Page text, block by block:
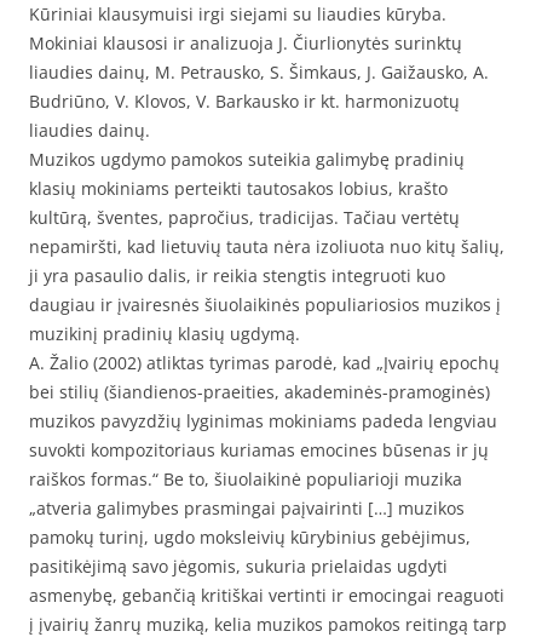
Kūriniai klausymuisi irgi siejami su liaudies kūryba.
Mokiniai klausosi ir analizuoja J. Čiurlionytės surinktų
liaudies dainų, M. Petrausko, S. Šimkaus, J. Gaižausko, A.
Budriūno, V. Klovos, V. Barkausko ir kt. harmonizuotų
liaudies dainų.
Muzikos ugdymo pamokos suteikia galimybę pradinių
klasių mokiniams perteikti tautosakos lobius, krašto
kultūrą, šventes, papročius, tradicijas. Tačiau vertėtų
nepamiršti, kad lietuvių tauta nėra izoliuota nuo kitų šalių,
ji yra pasaulio dalis, ir reikia stengtis integruoti kuo
daugiau ir įvairesnės šiuolaikinės populiariosios muzikos į
muzikinį pradinių klasių ugdymą.
A. Žalio (2002) atliktas tyrimas parodė, kad „Įvairių epochų
bei stilių (šiandienos-praeities, akademinės-pramoginės)
muzikos pavyzdžių lyginimas mokiniams padeda lengviau
suvokti kompozitoriaus kuriamas emocines būsenas ir jų
raiškos formas.“ Be to, šiuolaikinė populiarioji muzika
„atveria galimybes prasmingai paįvairinti […] muzikos
pamokų turinį, ugdo moksleivių kūrybinius gebėjimus,
pasitikėjimą savo jėgomis, sukuria prielaidas ugdyti
asmenybę, gebančią kritiškai vertinti ir emocingai reaguoti
į įvairių žanrų muziką, kelia muzikos pamokos reitingą tarp